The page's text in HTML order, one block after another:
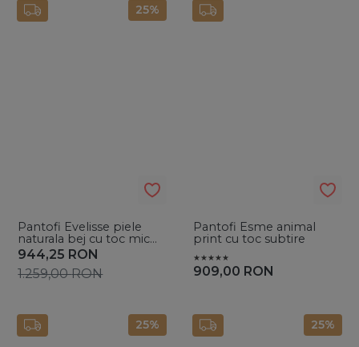
25%
Pantofi Evelisse piele
naturala bej cu toc mic
evazat si cristale
944,25 RON
1.259,00RON
Pantofi Esme animal
print cu toc subtire
909,00 RON
25% 25%